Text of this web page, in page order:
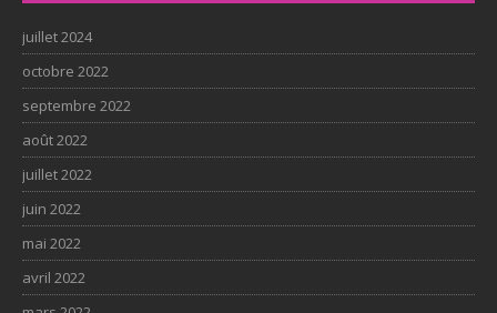
juillet 2024
octobre 2022
septembre 2022
août 2022
juillet 2022
juin 2022
mai 2022
avril 2022